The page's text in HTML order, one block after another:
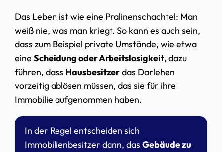
Das Leben ist wie eine Pralinenschachtel: Man
weiß nie, was man kriegt. So kann es auch sein,
dass zum Beispiel private Umstände, wie etwa
eine Scheidung oder Arbeitslosigkeit, dazu
führen, dass Hausbesitzerdas Darlehen
vorzeitig ablösen müssen, das sie für ihre
Immobilie aufgenommen haben.
In der Regel entscheiden sich
Immobilienbesitzer dann, das Gebäude zu